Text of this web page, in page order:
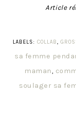
Article
LABELS:COLLAB,
sa femme
maman,
soulager sa